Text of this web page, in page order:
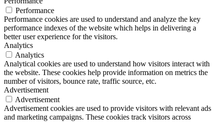
Performance
Performance cookies are used to understand and analyze the key
performance indexes of the website which helps in delivering a
better user experience for the visitors.
Analytics
Analytics
Analytical cookies are used to understand how visitors interact with
the website. These cookies help provide information on metrics the
number of visitors, bounce rate, traffic source, etc.
Advertisement
Advertisement
Advertisement cookies are used to provide visitors with relevant ads
and marketing campaigns. These cookies track visitors across